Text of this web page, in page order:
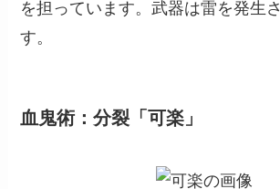
を担っています。武器は雷を発生
す。
血鬼術：分裂「可楽」